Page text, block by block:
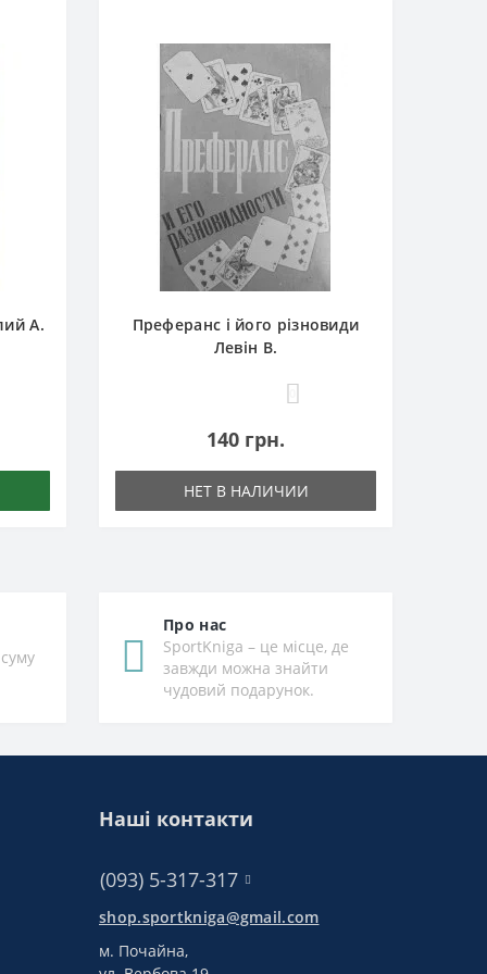
А.
Преферанс і його різновиди
Левін В.
140 грн.
НЕТ В НАЛИЧИИ
Про нас
SportKniga – це місце, де
завжди можна знайти
чудовий подарунок.
Наші контакти
(093) 5-317-317
shop.sportkniga@gmail.com
м. Почайна,